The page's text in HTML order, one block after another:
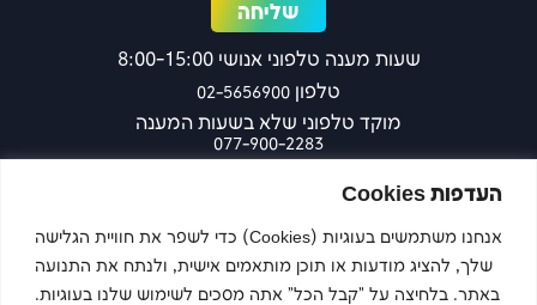
העדפות Cookies
אנחנו משתמשים בעוגיות (Cookies) כדי לשפר את חוויית הגלישה
שלך, להציג מודעות או תוכן מותאמים אישית, ולנתח את התנועה
באתר. בלחיצה על "קבל הכל" אתה מסכים לשימוש שלנו בעוגיות.
שעות מענה טלפוני אנושי 8:00-15:00
טלפון 02-5656900
מוקד טלפוני שלא בשעות המענה
077-900-2283
צרו קשר